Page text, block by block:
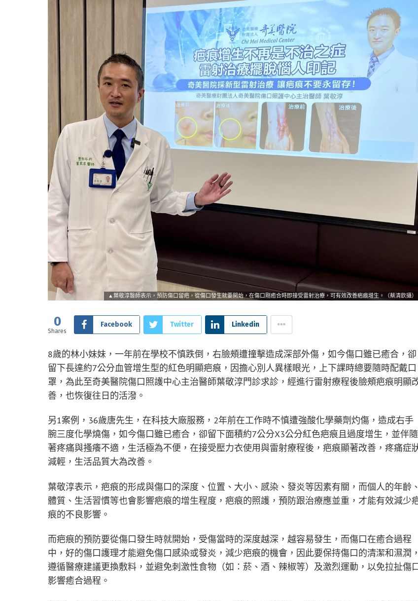
▲葉敬淳醫師表示，預防傷口留疤，從傷口發生就要開始，在傷口剛癒合時即接受雷射治療，可有效改善疤痕增生。（蔡清欽攝）
0
Shares
Facebook Twitter Linkedin
8歲的林小妹妹，一年前在學校不慎跌倒，右臉頰遭撞擊造成深部外傷，如今傷口雖已癒合，卻
留下長達約7公分血管增生型的紅色明顯疤痕，因擔心別人異樣眼光，上下課時總要隨時配戴口
罩，為此至奇美醫院傷口照護中心主治醫師葉敬淳門診求診，經進行雷射療程後臉頰疤痕明顯
善，也恢復往日的活潑。
另1案例，36歲唐先生，在科技大廠服務，2年前在工作時不慎遭強酸化學藥劑灼傷，造成右手
腕三度化學燒傷，如今傷口雖已癒合，卻留下面積約7公分X3公分紅色疤痕且過度增生，並伴隨
著疼痛與搔癢不適，生活極為不便，在接受壓力衣使用與雷射療程後，疤痕顯著改善，疼痛症
減輕，生活品質大為改善。
葉敬淳表示，疤痕的形成與傷口的深度、位置、大小、感染、發炎等因素有關，而個人的年齡、
體質、生活習慣等也會影響疤痕的增生程度，疤痕的照護，預防跟治療應並重，才能有效減少
痕的不良影響。
而疤痕的預防要從傷口發生時就開始，受傷當時的深度越深，越容易發生，而傷口在癒合過程
中，好的傷口護理才能避免傷口感染或發炎，減少疤痕的機會，因此要保持傷口的清潔和濕潤，
遵循醫療建議更換敷料，並避免刺激性食物（如：菸、酒、辣椒等）及激烈運動，以免拉扯傷
影響癒合過程。